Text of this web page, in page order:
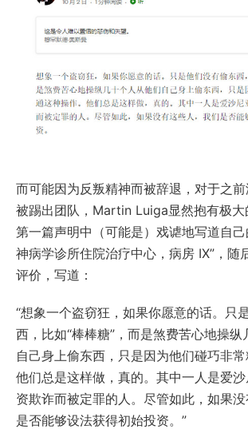
而可能因为反叛精神而被辞退，对于之
被踢出团队，Martin Luiga显然抱有极大
第一篇声明中（可能是）戏谑地写道自
神病学诊所住院治疗中心，病房 IX”，随
评价，写道：
“想象一个盗窃狂，如果你愿意的话。只
西，比如“棒棒糖”，而是煞费苦心地操纵
自己身上偷东西，只是因为他们碰巧非常
他们总是这样做，真的。其中一人是爱
资欺诈而被定罪的人。尽管如此，如果
是否能够设法获得初始投资。”